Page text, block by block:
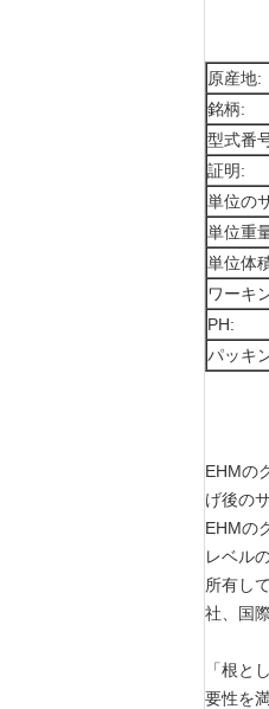
原産地:
銘柄:
型式番
証明:
単位の
単位重
単位体
ワーキ
PH:
パッキ
EHMの
げ後の
EHMの
レベル
所有し
社、国
「根と
要性を